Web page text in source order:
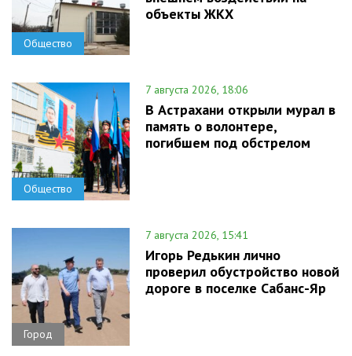
Общество
объекты ЖКХ
Общество
7 августа 2026, 18:06
В Астрахани открыли мурал в
память о волонтере,
погибшем под обстрелом
Город
7 августа 2026, 15:41
Игорь Редькин лично
проверил обустройство новой
дороге в поселке Сабанс-Яр